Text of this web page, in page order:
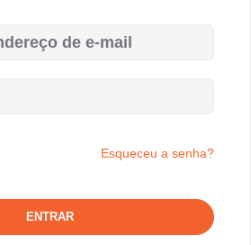
Esqueceu a senha?
ENTRAR